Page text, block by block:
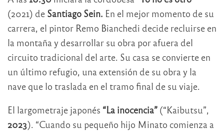
(2021) de Santiago Sein. En el mejor momento de su
carrera, el pintor Remo Bianchedi decide recluirse en
la montaña y desarrollar su obra por afuera del
circuito tradicional del arte. Su casa se convierte en
un último refugio, una extensión de su obra y la
nave que lo traslada en el tramo final de su viaje.
El largometraje japonés “La inocencia” (“Kaibutsu”,
2023). “Cuando su pequeño hijo Minato comienza a